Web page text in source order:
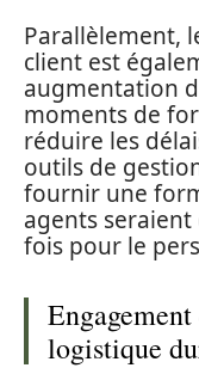
Parallèlement,
client est
augmentation
moments de
réduire les
outils de
fournir une
agents seraient
fois pour le
logistique